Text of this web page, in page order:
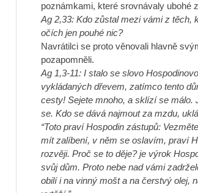
poznámkami, které srovnávaly ubohé
Ag 2,33: Kdo zůstal mezi vámi z těch,
očích jen pouhé nic?
Navrátilci se proto věnovali hlavně
pozapomněli.
Ag 1,3-11: I stalo se slovo
vykládaných dřevem, zatímco tento
cesty! Sejete mnoho, a sklízí se málo.
se. Kdo se dává najmout za mzdu,
“Toto praví Hospodin zástupů:
mít zalíbení, v něm se oslavím, praví
rozvěji. Proč se to děje? je výrok
svůj dům. Proto nebe nad vámi
obilí i na vinný mošt a na čerstvý olej,